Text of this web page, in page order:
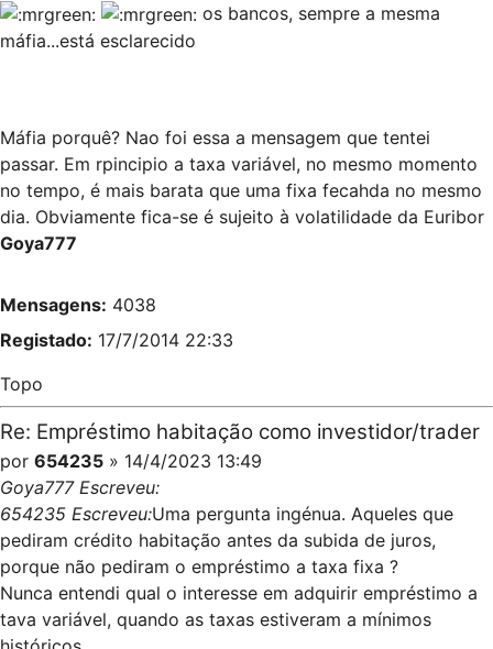
os bancos, sempre a mesma
máfia...está esclarecido
Máfia porquê? Nao foi essa a mensagem que tentei
passar. Em rpincipio a taxa variável, no mesmo momento
no tempo, é mais barata que uma fixa fecahda no mesmo
dia. Obviamente fica-se é sujeito à volatilidade da Euribor
Goya777
Mensagens: 4038
Registado: 17/7/2014 22:33
Topo
Re: Empréstimo habitação como investidor/trader
por 654235 » 14/4/2023 13:49
Goya777 Escreveu:
654235 Escreveu:Uma pergunta ingénua. Aqueles que
pediram crédito habitação antes da subida de juros,
porque não pediram o empréstimo a taxa fixa ?
Nunca entendi qual o interesse em adquirir empréstimo a
tava variável, quando as taxas estiveram a mínimos